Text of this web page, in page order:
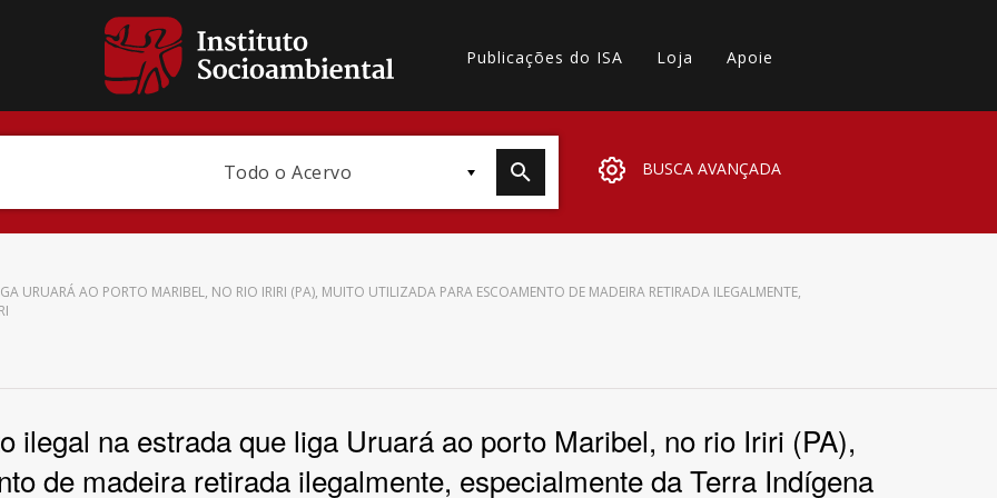
Publicações do ISA Loja Apoie
Todo o Acervo BUSCA AVANÇADA
Subtema
URUARÁ AO PORTO MARIBEL, NO RIO IRIRI (PA), MUITO UTILIZADA PARA ESCOAMENTO DE MADEIRA RETIRADA ILEGALMENTE,
ilegal na estrada que liga Uruará ao porto Maribel, no rio Iriri (PA),
de madeira retirada ilegalmente, especialmente da Terra Indígena